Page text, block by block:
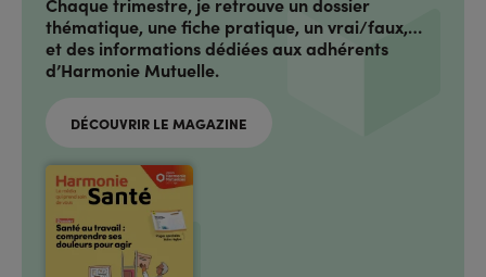
thématique, une fiche pratique, un vrai/faux,…
et des informations dédiées aux adhérents
d’Harmonie Mutuelle.
DÉCOUVRIR LE MAGAZINE